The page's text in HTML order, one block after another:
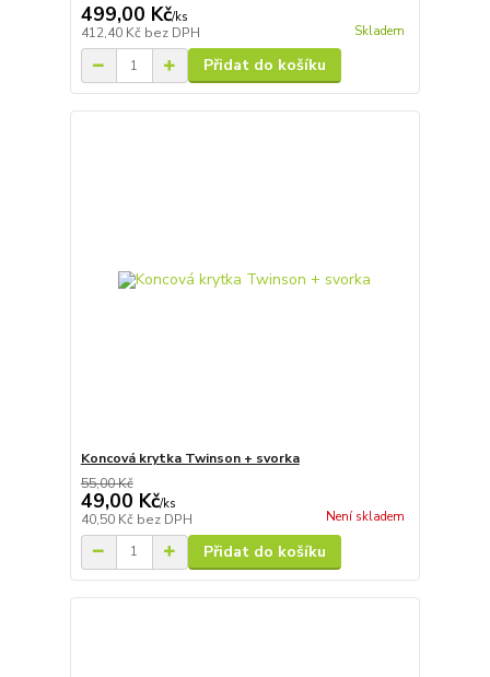
499,00 Kč/ks
412,40 Kč bez DPH Skladem
Přidat do košíku
Koncová krytka Twinson + svorka
55,00 Kč
49,00 Kč/ks
40,50 Kč bez DPH Není skladem
Přidat do košíku